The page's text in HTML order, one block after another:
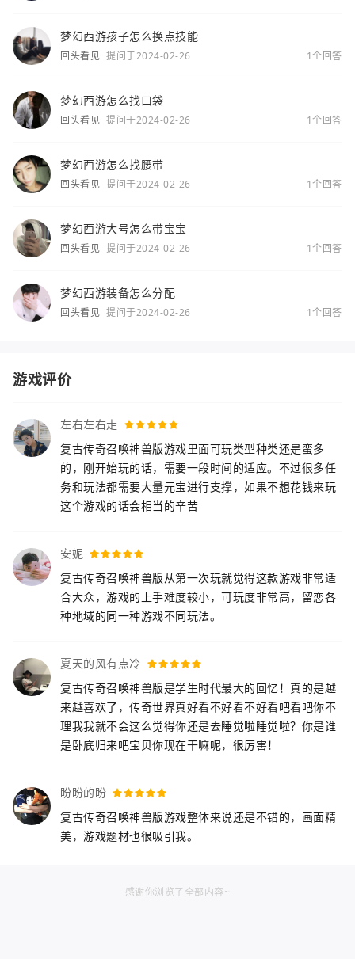
梦幻西游孩子怎么换点技能
回头看见 提问于2024-02-26 1个回答
梦幻西游怎么找口袋
回头看见 提问于2024-02-26 1个回答
梦幻西游怎么找腰带
回头看见 提问于2024-02-26 1个回答
梦幻西游大号怎么带宝宝
回头看见 提问于2024-02-26 1个回答
梦幻西游装备怎么分配
回头看见 提问于2024-02-26 1个回答
游戏评价
左右左右走
复古传奇召唤神兽版游戏里面可玩类型种类还是蛮多
的，刚开始玩的话，需要一段时间的适应。不过很多任
务和玩法都需要大量元宝进行支撑，如果不想花钱来玩
这个游戏的话会相当的辛苦
安妮
复古传奇召唤神兽版从第一次玩就觉得这款游戏非常适
合大众，游戏的上手难度较小，可玩度非常高，留恋各
种地域的同一种游戏不同玩法。
夏天的风有点冷
复古传奇召唤神兽版是学生时代最大的回忆！真的是越
来越喜欢了，传奇世界真好看不好看不好看吧看吧你不
理我我就不会这么觉得你还是去睡觉啦睡觉啦？你是谁
是卧底归来吧宝贝你现在干嘛呢，很厉害！
盼盼的盼
复古传奇召唤神兽版游戏整体来说还是不错的，画面精
美，游戏题材也很吸引我。
感谢你浏览了全部内容~